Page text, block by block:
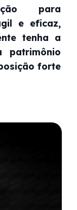
para
e eficaz,
tenha a
patrimônio
forte